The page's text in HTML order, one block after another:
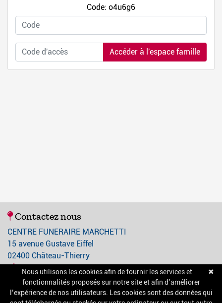
Code: o4u6g6
Accéder à l'espace famille
Contactez nous
CENTRE FUNERAIRE MARCHETTI
15 avenue Gustave Eiffel
02400 Château-Thierry
03 23 84 21 21
contact@centre-funeraire-marchetti.com
✖
Nous utilisons les cookies afin de fournir les services et
fonctionnalités proposés sur notre site et afin d’améliorer
l’expérience de nos utilisateurs. Les cookies sont des données qui